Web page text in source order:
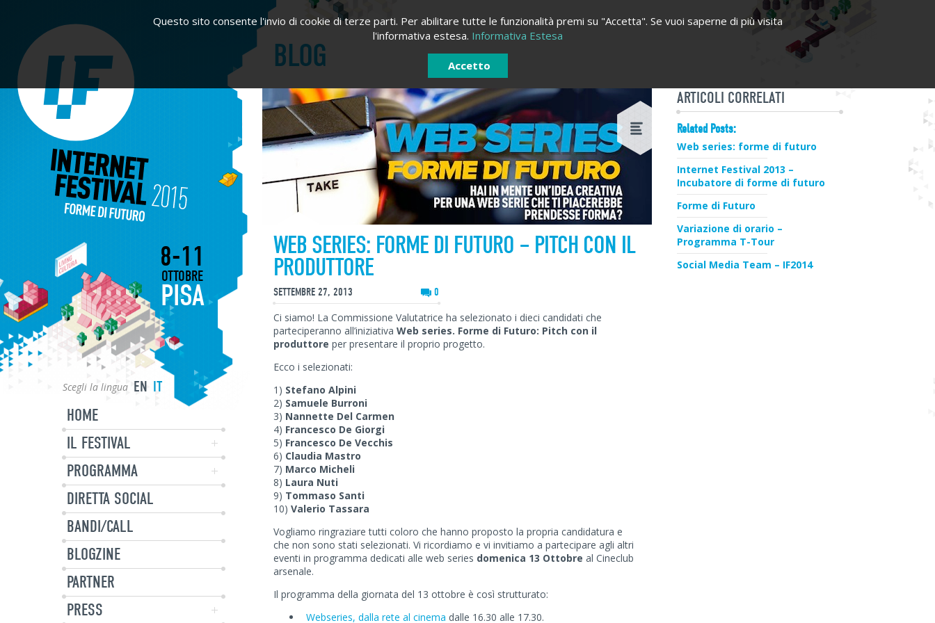
Scegli la lingua IT
EN
HOME
IL FESTIVAL
PROGRAMMA
DIRETTA SOCIAL
BANDI/CALL
BLOGZINE
PARTNER
PRESS
8-11
OTTOBRE
PISA
Email *
Hai dimenticato la tua password?
BLOG
WEB SERIES: FORME DI FUTURO – PITCH CON IL
PRODUTTORE
SETTEMBRE 27, 2013 0
Ci siamo! La Commissione Valutatrice ha selezionato i dieci candidati che
parteciperanno all’iniziativa Web series. Forme di Futuro: Pitch con il
produttore per presentare il proprio progetto.
Ecco i selezionati:
1) Stefano Alpini
2) Samuele Burroni
3) Nannette Del Carmen
4) Francesco De Giorgi
5) Francesco De Vecchis
6) Claudia Mastro
7) Marco Micheli
8) Laura Nuti
9) Tommaso Santi
10) Valerio Tassara
Vogliamo ringraziare tutti coloro che hanno proposto la propria candidatura e
che non sono stati selezionati. Vi ricordiamo e vi invitiamo a partecipare agli altri
eventi in programma dedicati alle web series domenica 13 Ottobre al Cineclub
arsenale.
Il programma della giornata del 13 ottobre è così strutturato:
Webseries, dalla rete al cinema dalle 16.30 alle 17.30.
ARTICOLI CORRELATI
Related Posts:
Web series: forme di futuro
Internet Festival 2013 –
Incubatore di forme di futuro
Forme di Futuro
Variazione di orario –
Programma T-Tour
Social Media Team – IF2014
Questo sito consente l'invio di cookie di terze parti. Per abilitare tutte le funzionalità premi su "Accetta". Se vuoi saperne di più visita
l'informativa estesa. Informativa Estesa
Accetto